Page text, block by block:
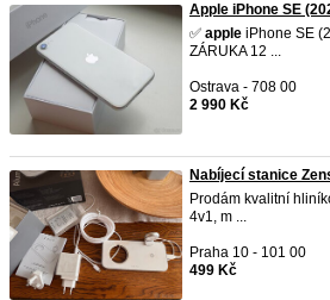
Apple iPhone SE
✅ apple iPhone SE
ZÁRUKA 12 ...
Ostrava - 708 00
2 990 Kč
Nabíjecí stanice
Prodám kvalitní
4v1, m ...
Praha 10 - 101 00
499 Kč